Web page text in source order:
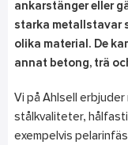
ankarstänger eller
starka metallstavar
olika material. De
annat betong, trä
Vi på Ahlsell
stålkvaliteter,
exempelvis